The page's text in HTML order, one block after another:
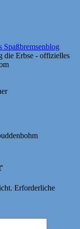
Spaßbremsenblog
die Erbse - offizielles
Erforderliche